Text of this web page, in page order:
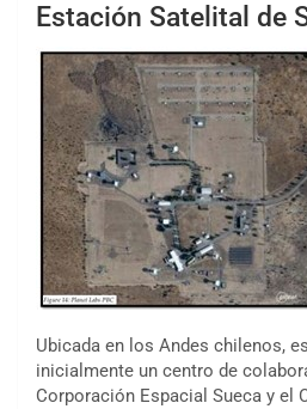
Estación Satelital de
Ubicada en los Andes chilenos,
inicialmente un centro de
Corporación Espacial Sueca y el